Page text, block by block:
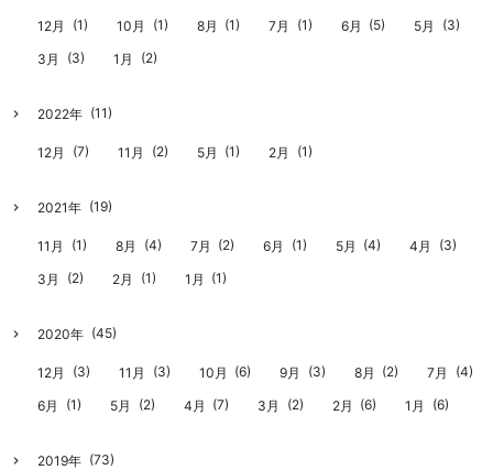
12月 (1) 10月 (1) 8月 (1) 7月 (1) 6月 (5) 5月 (3)
3月 (3) 1月 (2)
2022年 (11)
12月 (7) 11月 (2) 5月 (1) 2月 (1)
2021年 (19)
11月 (1) 8月 (4) 7月 (2) 6月 (1) 5月 (4) 4月 (3)
3月 (2) 2月 (1) 1月 (1)
2020年 (45)
12月 (3) 11月 (3) 10月 (6) 9月 (3) 8月 (2) 7月 (4)
6月 (1) 5月 (2) 4月 (7) 3月 (2) 2月 (6) 1月 (6)
2019年 (73)